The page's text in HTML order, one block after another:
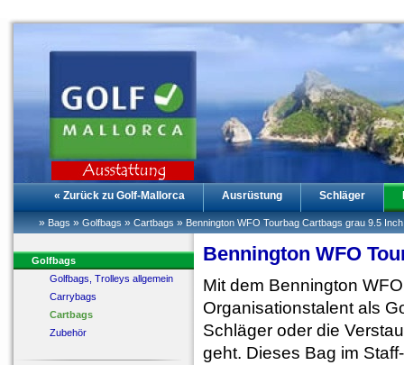
« Zurück zu Golf-Mallorca Ausrüstung Schläger
» Bags » Golfbags » Cartbags » Bennington WFO Tourbag Cartbags grau 9.5 Inch
Golfbags
Golfbags, Trolleys allgemein
Carrybags
Cartbags
Zubehör
Bennington WFO
Mit dem Bennington
Organisationstalent als
Schläger oder die
geht. Dieses Bag im